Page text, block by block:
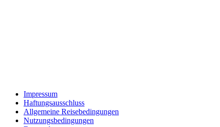
Impressum
Haftungsausschluss
Allgemeine Reisebedingungen
Nutzungsbedingungen